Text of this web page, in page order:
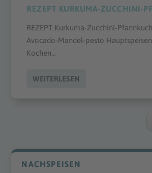
REZEPT KURKUMA-ZUCCHINI-
REZEPT Kurkuma-Zucchini-
Avocado-Mandel-pesto
Kochen...
WEITERLESEN
NACHSPEISEN